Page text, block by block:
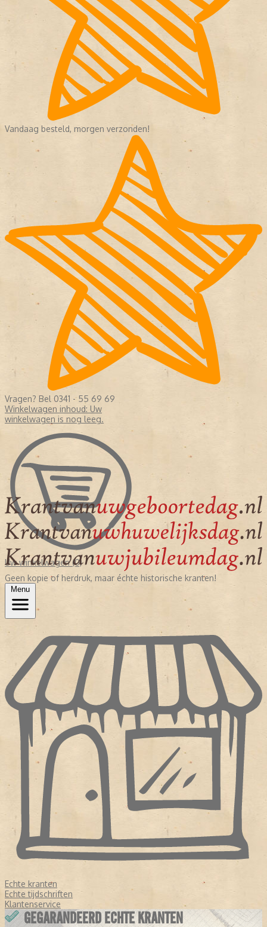
Vandaag besteld, morgen verzonden!
Vragen? Bel 0341 - 55 69 69
Winkelwagen inhoud: Uw
winkelwagen is nog leeg.
Uw winkelwagen (0)
Geen kopie of herdruk, maar échte historische kranten!
Menu
Echte kranten
Echte tijdschriften
Klantenservice
GEGARANDEERD ECHTE KRANTEN